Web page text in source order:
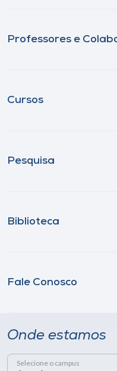
Professores e
Cursos
Pesquisa
Biblioteca
Fale Conosco
Onde estamos
Selecione o campus